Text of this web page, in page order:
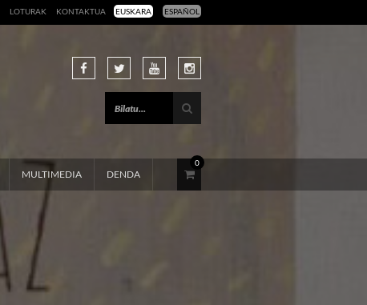
EUSKARA ESPAÑOL
LOTURAK KONTAKTUA
MULTIMEDIA DENDA
0